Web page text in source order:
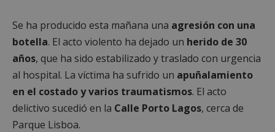
Se ha producido esta mañana una agresión con una
botella. El acto violento ha dejado un herido de 30
años, que ha sido estabilizado y traslado con urgencia
al hospital. La víctima ha sufrido un apuñalamiento
en el costado y varios traumatismos. El acto
delictivo sucedió en la Calle Porto Lagos, cerca de
Parque Lisboa.